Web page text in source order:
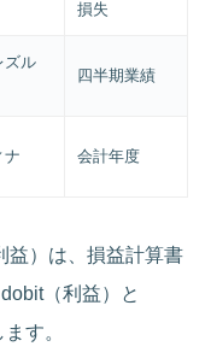
損失
ズル
四半期業績
ナ 会計年度
益）は、損益計算書
（利益）と
す。